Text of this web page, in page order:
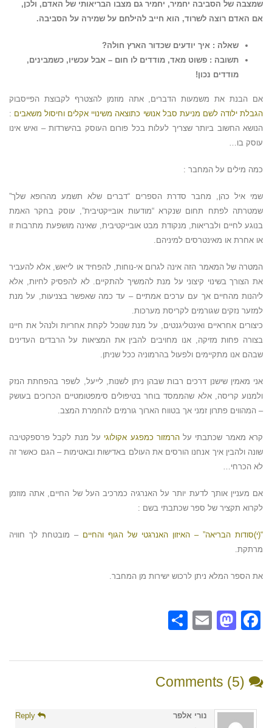
שמצבה של הסביבה יחמיר, יחמיר גם מצבו הבריאותי של האדם, ולכן,
אם האדם רוצה לשרוד, הוא חייב להילחם על שמירה על הסביבה.
שאלה : איך יודעים שכדור הארץ חולה?
תשובה : פשוט מאד, מודדים לו חום – אבל עכשיו, כשמבינים,
מודדים נכון!
אם הבנת את משמעות הדברים, אתה מוזמן להצטרף לקבוצת הפייסבוק
הגבלת ילודה לשם מניעת סבל אנושי כתוצאה משינויי אקלים וחיסול משאבים :
הנושא החשוב ביותר שצריך לעלות בכל פורום העוסק בהישרדות – ואיש אינו
עוסק בו…
כמה מילים על המחבר :
שמי איל כהן, מחבר סדרת הספרים “דברים שלא תשמע מהרופא שלך”
שמטרתה לפתח תחום שנקרא “מודעות אובייקטיבית”, עוסק בחקר האמת
בנוגע לחיים ולבריאות, מנקודת מבט אובייקטיבית, שאינה מושפעת מתרבות זו
או אחרת או מאינטרסים למיניהם.
המטרה של המאמר הזה אינה לגרום אי-נוחות, להפחיד או לייאש, אלא להעביר
את הצורך בשינוי קיצוני על מנת להמשיך להתקיים. לא להפסיק לחיות, אלא
ליהנות מהחיים אך עם ערכים אמתיים – עד כמה שאפשר בצניעות, על מנת
למזער נזקים שגורמים לקריסת מערכות.
כיצורים אחראיים ואינטליגנטים, על מנת שנוכל לקחת אחריות ולנהל את חיינו
בצורה פחות מזיקה, אנו מחויבים להבין את המציאות על הרבדים העדינים
שבהם אנו מתקיימים ולפעול בהרמוניה ככל שניתן.
אני מאמין שישנן דרכים רבות שבהן ניתן לשנות, לייעל, לשפר בהפחתת הנזק
ולמנוע קריסה, אלא שהממסד בוחר בטיפולים סימפטומטיים הכרוכים בעושק
– המהווים פתרון זמני אך בטווח הארוך גורמים להחמרת המצב.
קרא מאמר שכתבתי עלהרמזור כמפגע אקולוגי על מנת לקבל פרספקטיבה
שונה ולהבין איך אנחנו הורסים את העולם באדישות ובאטימות – הגם כאשר זה
לא הכרחי…
אם מעניין אותך לדעת יותר על האנרגיה כמרכיב העל של החיים, אתה מוזמן
לקרוא תקציר של ספר שכתבתי בשם :
“(י)סודות הבריאה” – האיזון האנרגטי של הגוף והחיים – מובטחת לך חוויה
מרתקת.
את הספר המלא ניתן לרכוש ישירות מן המחבר.
Facebook
Mastodon
Email
Comments (5)
נורי אלפר